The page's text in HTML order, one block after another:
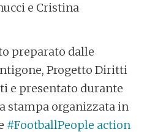
e Cristina
preparato dalle
Progetto Diritti
e presentato durante
stampa organizzata in
#FootballPeople action